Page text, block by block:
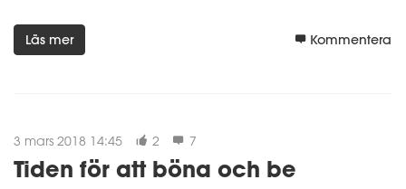
Läs mer Kommentera
3 mars 2018 14:45 2 7
Tiden för att böna och be